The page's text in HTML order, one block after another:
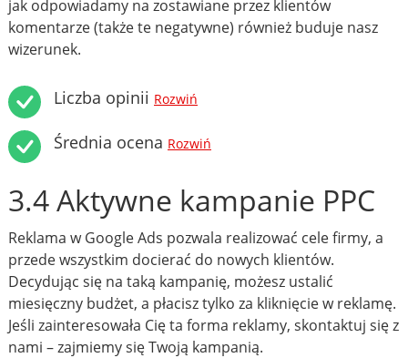
jak odpowiadamy na zostawiane przez klientów
komentarze (także te negatywne) również buduje nasz
wizerunek.
Liczba opinii Rozwiń
Średnia ocena Rozwiń
3.4 Aktywne kampanie PPC
Reklama w Google Ads pozwala realizować cele firmy, a
przede wszystkim docierać do nowych klientów.
Decydując się na taką kampanię, możesz ustalić
miesięczny budżet, a płacisz tylko za kliknięcie w reklamę.
Jeśli zainteresowała Cię ta forma reklamy, skontaktuj się z
nami – zajmiemy się Twoją kampanią.